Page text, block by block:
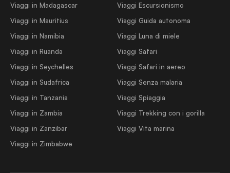
Viaggi in Madagascar
Viaggi in Mauritius
Viaggi in Namibia
Viaggi in Ruanda
Viaggi in Seychelles
Viaggi in Sudafrica
Viaggi in Tanzania
Viaggi in Zambia
Viaggi in Zanzibar
Viaggi in Zimbabwe
Viaggi Escursionismo
Viaggi Guida autonoma
Viaggi Luna di miele
Viaggi Safari
Viaggi Safari in aereo
Viaggi Senza malaria
Viaggi Spiaggia
Viaggi Trekking con i gorilla
Viaggi Vita marina